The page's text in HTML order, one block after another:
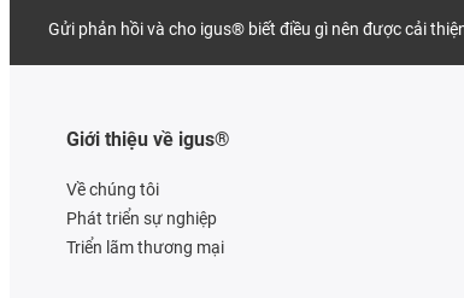
Gửi phản hồi và cho igus® biết điều gì nên được cải
Giới thiệu về igus®
Về chúng tôi
Phát triển sự nghiệp
Triển lãm thương mại